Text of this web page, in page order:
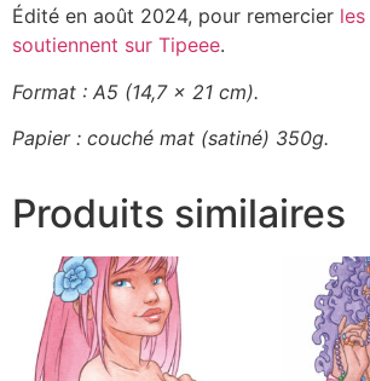
Édité en août 2024, pour remercier
soutiennent sur Tipeee.
Format : A5 (14,7 x 21 cm).
Papier : couché mat (satiné) 350g.
Produits similaires